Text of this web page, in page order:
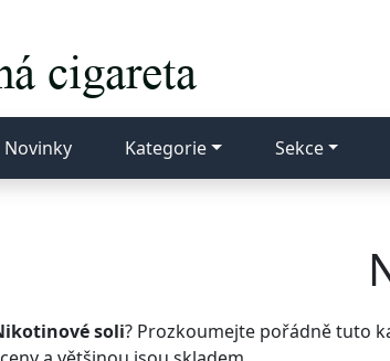
Novinky Kategorie Sekce
soli? Prozkoumejte pořádně tuto